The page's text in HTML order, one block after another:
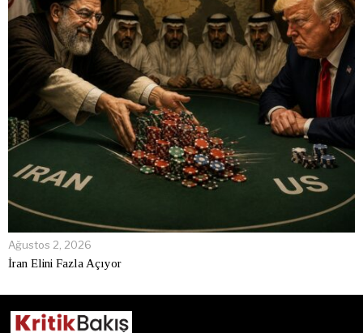
Ağustos 2, 2026
İran Elini Fazla Açıyor